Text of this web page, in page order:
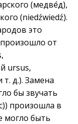
(медве́д),
(niedźwiedź).
это
от
ursus,
д.). Замена
бы звучать
произошла в
могло быть